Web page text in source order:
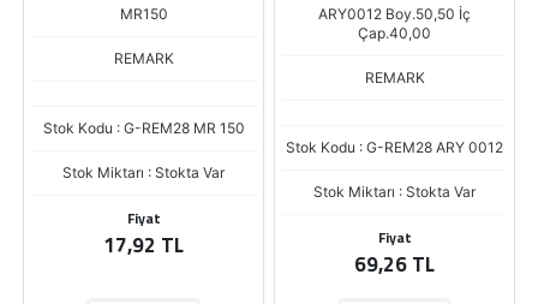
MR150
REMARK
Stok Kodu : G-REM28 MR 150
Stok Miktarı : Stokta Var
Fiyat
17,92 TL
ARY0012 Boy.50,50 İç
Çap.40,00
REMARK
Stok Kodu : G-REM28 ARY 0012
Stok Miktarı : Stokta Var
Fiyat
69,26 TL